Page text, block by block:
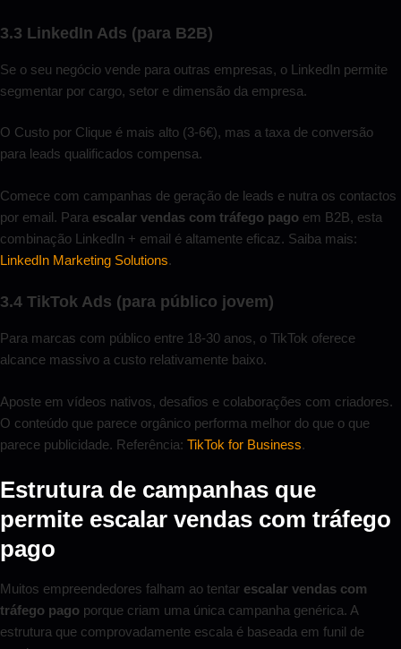
3.3 LinkedIn Ads (para B2B)
Se o seu negócio vende para outras empresas, o LinkedIn permite
segmentar por cargo, setor e dimensão da empresa.
O Custo por Clique é mais alto (3-6€), mas a taxa de conversão
para leads qualificados compensa.
Comece com campanhas de geração de leads e nutra os contactos
por email. Para escalar vendas com tráfego pago em B2B, esta
combinação LinkedIn + email é altamente eficaz. Saiba mais:
LinkedIn Marketing Solutions.
3.4 TikTok Ads (para público jovem)
Para marcas com público entre 18-30 anos, o TikTok oferece
alcance massivo a custo relativamente baixo.
Aposte em vídeos nativos, desafios e colaborações com criadores.
O conteúdo que parece orgânico performa melhor do que o que
parece publicidade. Referência: TikTok for Business.
Estrutura de campanhas que
permite escalar vendas com tráfego
pago
Muitos empreendedores falham ao tentar escalar vendas com
tráfego pago porque criam uma única campanha genérica. A
estrutura que comprovadamente escala é baseada em funil de